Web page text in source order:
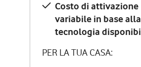
Costo di attivazione
variabile in base alla
tecnologia
PER LA TUA CASA:
Costo di
variabile in base
tecnologia
PER LA TUA CASA: